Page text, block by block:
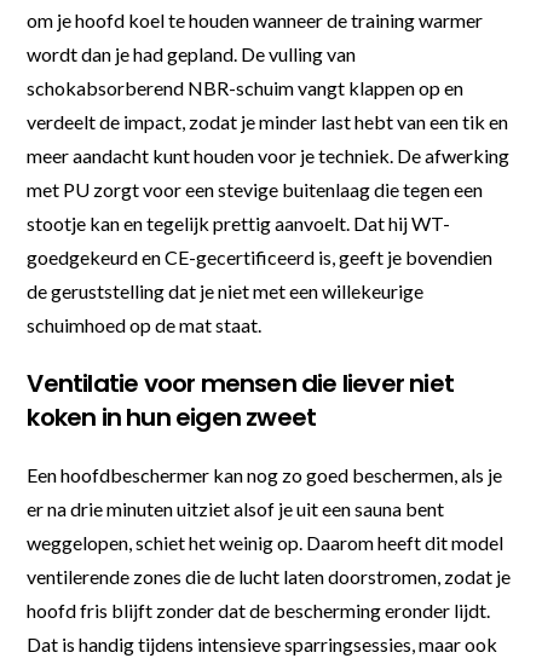
om je hoofd koel te houden wanneer de training warmer
wordt dan je had gepland. De vulling van
schokabsorberend NBR-schuim vangt klappen op en
verdeelt de impact, zodat je minder last hebt van een tik en
meer aandacht kunt houden voor je techniek. De afwerking
met PU zorgt voor een stevige buitenlaag die tegen een
stootje kan en tegelijk prettig aanvoelt. Dat hij WT-
goedgekeurd en CE-gecertificeerd is, geeft je bovendien
de geruststelling dat je niet met een willekeurige
schuimhoed op de mat staat.
Ventilatie voor mensen die liever niet
koken in hun eigen zweet
Een hoofdbeschermer kan nog zo goed beschermen, als je
er na drie minuten uitziet alsof je uit een sauna bent
weggelopen, schiet het weinig op. Daarom heeft dit model
ventilerende zones die de lucht laten doorstromen, zodat je
hoofd fris blijft zonder dat de bescherming eronder lijdt.
Dat is handig tijdens intensieve sparringsessies, maar ook